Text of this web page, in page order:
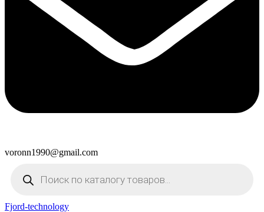
voronn1990@gmail.com
товаров
Fjord-technology